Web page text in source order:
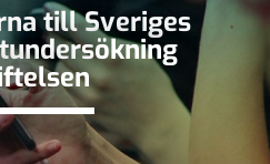
till Sveriges